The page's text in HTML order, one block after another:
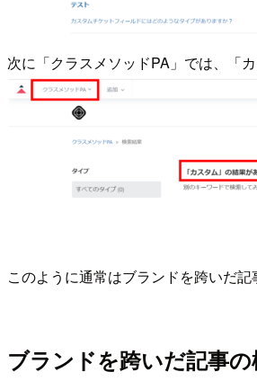
次に「クラスメソッドPA」では、「
このように通常はブランドを跨いだ記
ブランドを跨いだ記事